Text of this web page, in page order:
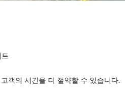
객의 시간을 더 절약할 수 있습니다.